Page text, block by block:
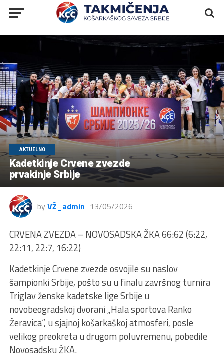
AKTUELNO
Kadetkinje Crvene zvezde
prvakinje Srbije
by VŽ_admin 13/05/2026
CRVENA ZVEZDA – NOVOSADSKA ŽKA 66:62 (6:22,
22:11, 22:7, 16:22)
Kadetkinje Crvene zvezde osvojile su naslov
šampionki Srbije, pošto su u finalu završnog turnira
Triglav ženske kadetske lige Srbije u
novobeogradskoj dvorani „Hala sportova Ranko
Žeravica“, u sjajnoj košarkaškoj atmosferi, posle
velikog preokreta u drugom poluvremenu, pobedile
Novosadsku ŽKA.